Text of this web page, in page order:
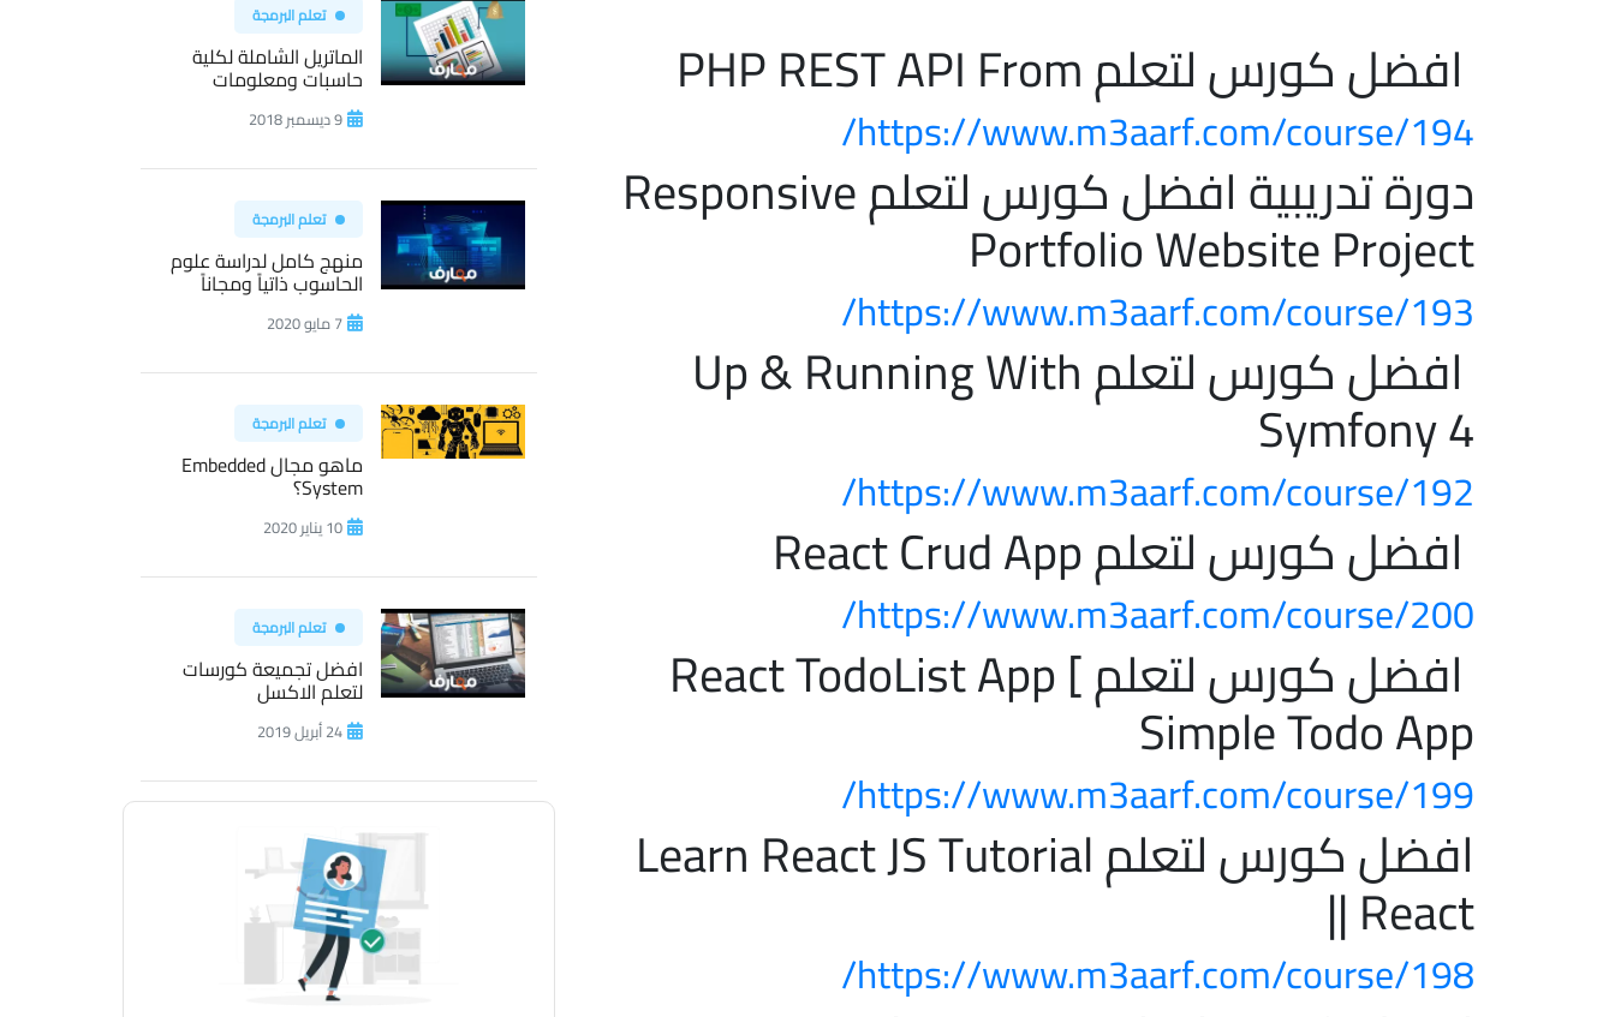
افضل كورس لتعلم PHP REST API From
https://www.m3aarf.com/course/194/
دورة تدريبية افضل كورس لتعلم Responsive
Portfolio Website Project
https://www.m3aarf.com/course/193/
افضل كورس لتعلم Up & Running With
Symfony 4
https://www.m3aarf.com/course/192/
افضل كورس لتعلم React Crud App
https://www.m3aarf.com/course/200/
افضل كورس لتعلم React TodoList App [
Simple Todo App
https://www.m3aarf.com/course/199/
افضل كورس لتعلم Learn React JS Tutorial
|| React
https://www.m3aarf.com/course/198/
تعلم البرمجة
الماتريل الشاملة لكلية
حاسبات ومعلومات
9 ديسمبر 2018
تعلم البرمجة
منهج كامل لدراسة علوم
الحاسوب ذاتياً ومجاناً
7 مايو 2020
تعلم البرمجة
ماهو مجال Embedded
System؟
10 يناير 2020
تعلم البرمجة
افضل تجميعة كورسات
لتعلم الاكسل
24 أبريل 2019